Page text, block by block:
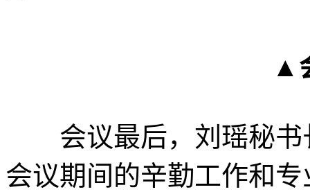
▲
会议最后，刘瑶秘书
会议期间的辛勤工作和